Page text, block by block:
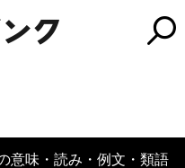
意味・読み・例文・類語